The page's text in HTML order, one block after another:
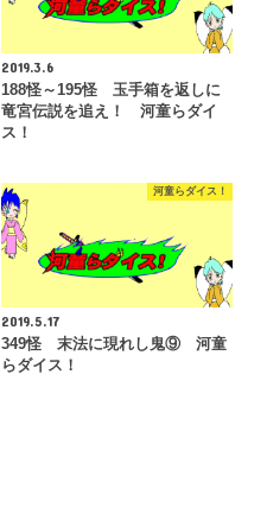
2019.3.6
188怪～195怪 玉手箱を返しに
竜宮伝説を追え！ 河童らダイ
ス！
河童らダイス！
2019.5.17
349怪 末法に現れし鬼⑨ 河童
らダイス！